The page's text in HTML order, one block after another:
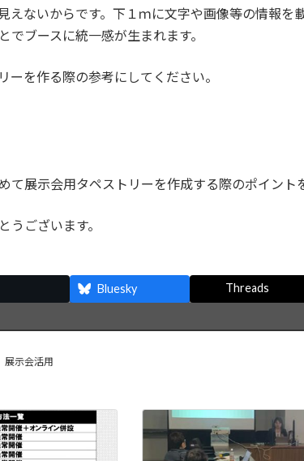
えないからです。下１ｍに文字や画像等の情報を
ブースに統一感が生まれます。
ーを作る際の参考にしてください。
て展示会用タペストリーを作成する際のポイント
うございます。
Bluesky Threads
展示会活用